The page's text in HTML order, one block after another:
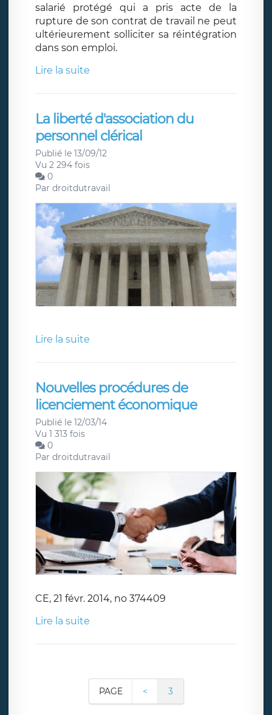
salarié protégé qui a pris acte de la
rupture de son contrat de travail ne peut
ultérieurement solliciter sa réintégration
dans son emploi.
Lire la suite
La liberté d'association du
personnel clérical
Publié le 13/09/12
Vu 2 294 fois
0
Par droitdutravail
Lire la suite
Nouvelles procédures de
licenciement économique
Publié le 12/03/14
Vu 1 313 fois
0
Par droitdutravail
CE, 21 févr. 2014, no 374409
Lire la suite
PAGE < 3